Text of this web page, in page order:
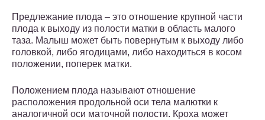
Предлежание плода – это отношение крупной части
плода к выходу из полости матки в область малого
таза. Малыш может быть повернутым к выходу либо
головкой, либо ягодицами, либо находиться в косом
положении, поперек матки.
Положением плода называют отношение
расположения продольной оси тела малютки к
аналогичной оси маточной полости. Кроха может